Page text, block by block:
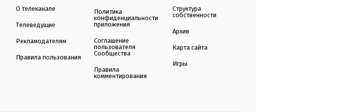
О телеканале
Телеведущие
Рекламодателям
Правила пользования
Политика
конфиденциальности
приложения
Соглашение
пользователя
Сообщества
Правила
комментирования
Структура
собственности
Архив
Карта сайта
Игры